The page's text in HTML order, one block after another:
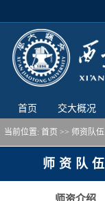
首页 交大概况
当前位置: 首页 >> 师资队伍
师资队伍